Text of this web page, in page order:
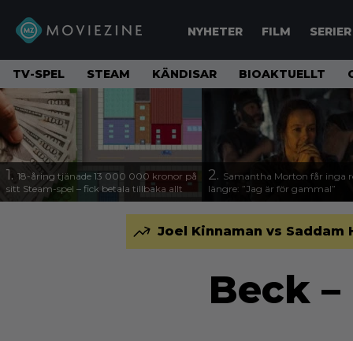
NYHETER FILM SERIER
TV-SPEL STEAM KÄNDISAR BIOAKTUELLT
1. 18-åring tjänade 13 000 000 kronor på
sitt Steam-spel – fick betala tillbaka allt
2. Samantha Morton får inga
längre: ”Jag är för gammal”
Joel Kinnaman vs
Beck